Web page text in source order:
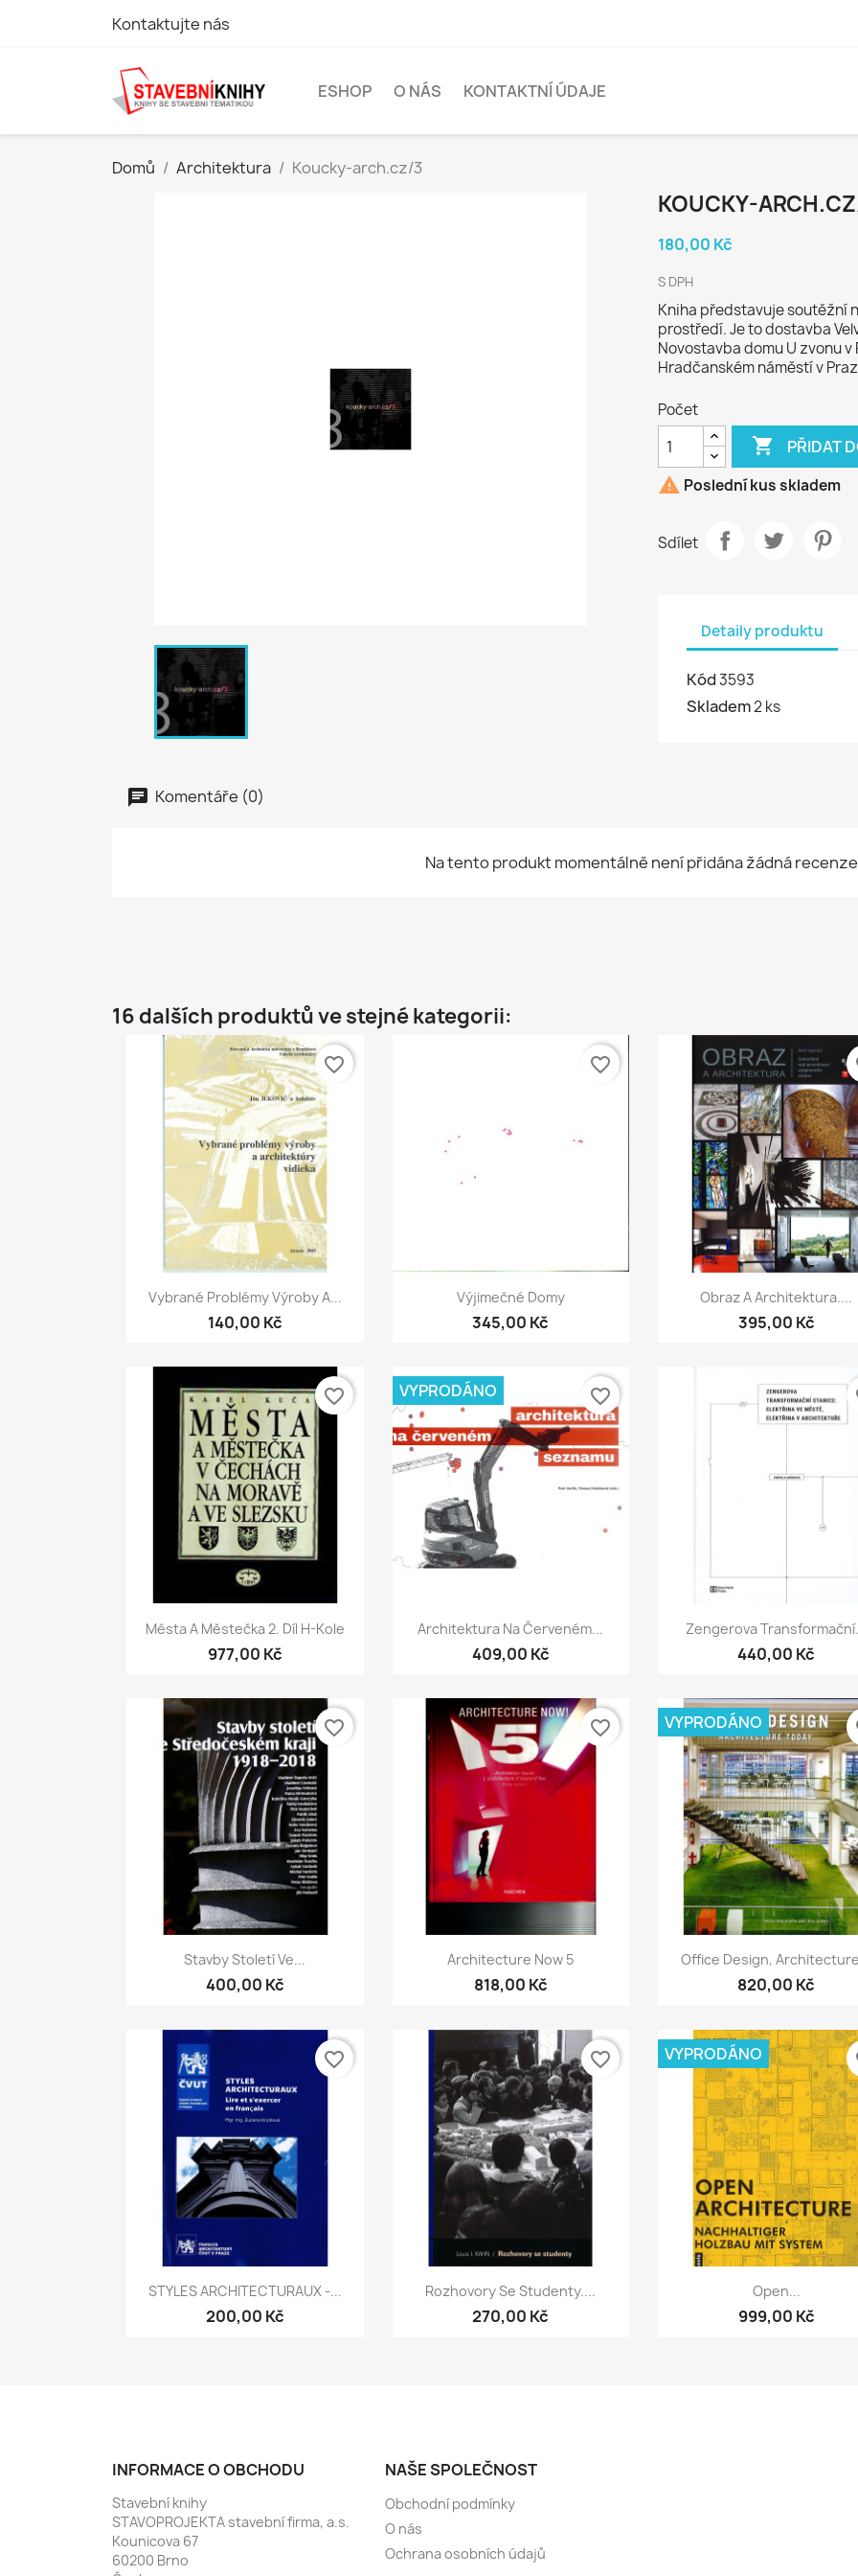
Kontaktujte nás
ESHOP O NÁS KONTAKTNÍ ÚDAJE
Domů Architektura Koucky-arch.cz/3
KOUCKY-
180,00 Kč
S DPH
Kniha představuje soutěžní
prostředí. Je to dostavba
Novostavba domu U zvonu
Hradčanském náměstí v
Počet
 PŘIDAT
 Poslední kus skladem
Sdílet
Detaily produktu
Kód3593
Skladem2 ks
Komentáře (0)
Na tento produkt momentálně není přidána žádná
16 dalších produktů ve stejné kategorii:
 Rychlý náhled
Vybrané Problémy Výroby A...
140,00 Kč
favorite_border
Rychlý náhled
Výjimečné Domy
345,00 Kč
favorite_border
Rychlý náhled
Obraz A Architektura....
395,00 Kč
Rychlý náhled
Města A Městečka 2. Díl H-Kole
977,00 Kč
favorite_border
Rychlý náhled
Architektura Na Červeném...
409,00 Kč
VYPRODÁNO favorite_border
Rychlý náhled
Zengerova
440,00 Kč
Rychlý náhled
Stavby Století Ve...
400,00 Kč
favorite_border
Rychlý náhled
Architecture Now 5
818,00 Kč
favorite_border
Rychlý náhled
Office Design,
820,00 Kč
VYPRODÁNO
Rychlý náhled
STYLES ARCHITECTURAUX -...
200,00 Kč
favorite_border
Rychlý náhled
Rozhovory Se Studenty....
270,00 Kč
favorite_border
Rychlý náhled
Open...
999,00 Kč
VYPRODÁNO
INFORMACE O OBCHODU
Stavební knihy
STAVOPROJEKTA stavební firma, a.s.
Kounicova 67
60200 Brno
NAŠE SPOLEČNOST
Obchodní podmínky
O nás
Ochrana osobních údajů